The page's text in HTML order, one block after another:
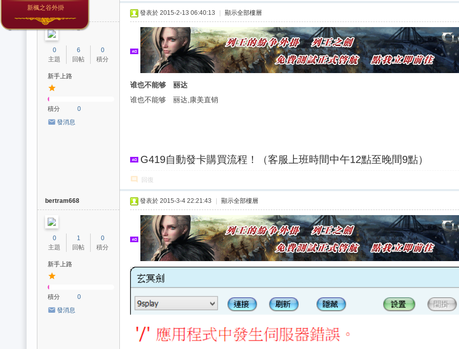
外
掛
cq9w1v9109
0
主題
6
回帖
0
積分
新手上路
積分
0
發消息
發表於 2015-2-13 06:40:13 顯示全部樓層
谁也不能够 丽达
谁也不能够 丽达,康美直销
G419自動發卡購買流程！（客服上班時間中午12點至晚間9點）
回復
bertram668
0
主題
1
回帖
0
積分
新手上路
積分
0
發消息
發表於 2015-3-4 22:21:43 顯示全部樓層
新楓之谷外掛